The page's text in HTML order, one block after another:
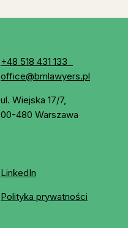
+48 518 431 133
office@bmlawyers.pl
ul. Wiejska 17/7,
00-480 Warszawa
LinkedIn
Polityka prywatności